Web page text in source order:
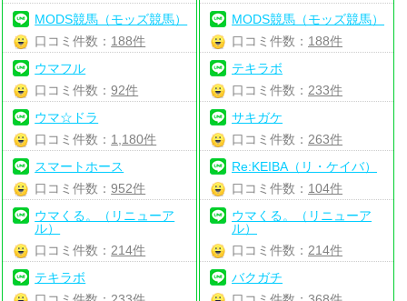
MODS競馬（モッズ競馬）
口コミ件数： 188件
ウマフル
口コミ件数：92件
ウマ☆ドラ
口コミ件数： 1,180件
スマートホース
口コミ件数：952件
ウマくる。（リニューア
ル）
口コミ件数： 214件
テキラボ
MODS競馬（モッズ競馬）
口コミ件数： 188件
テキラボ
口コミ件数： 233件
サキガケ
口コミ件数： 263件
Re:KEIBA（リ・ケイバ）
口コミ件数： 104件
ウマくる。（リニューア
ル）
口コミ件数： 214件
バクガチ